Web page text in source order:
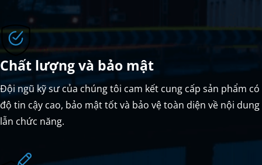
Chất lượng và bảo mật
Đội ngũ kỹ sư của chúng tôi cam kết cung cấp sản phẩm có
độ tin cậy cao, bảo mật tốt và bảo vệ toàn diện về nội dung
lẫn chức năng.